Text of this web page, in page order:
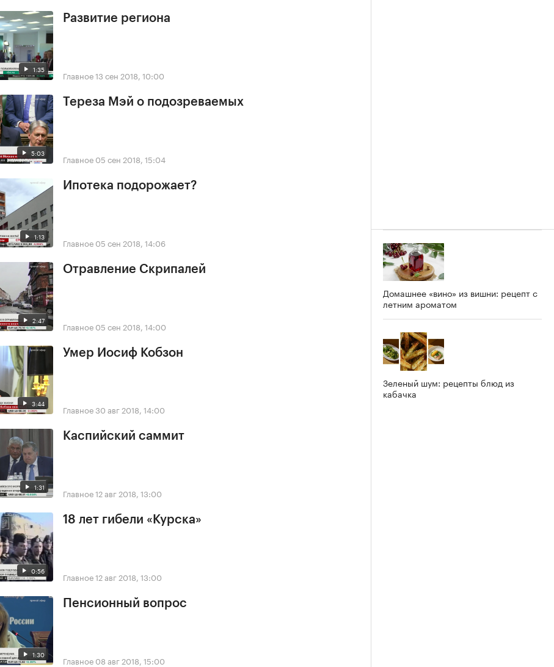
1:35
Развитие региона
Главное13 сен 2018, 10:00
5:03
Тереза Мэй о подозреваемых
Главное 05 сен 2018, 15:04
1:13
Ипотека подорожает?
Главное 05 сен 2018, 14:06
2:47
Отравление Скрипалей
Главное 05 сен 2018, 14:00
3:44
Умер Иосиф Кобзон
Главное30 авг 2018, 14:00
1:31
Каспийский саммит
Главное12 авг 2018, 13:00
0:56
18 лет гибели «Курска»
Главное12 авг 2018, 13:00
1:30
Пенсионный вопрос
Главное 08 авг 2018, 15:00
Домашнее «вино» из вишни: рецепт с
летним ароматом
Зеленый шум: рецепты блюд из
кабачка